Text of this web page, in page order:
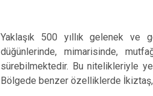
Yaklaşık 500 yıllık gelenek ve
düğünlerinde, mimarisinde,
sürebilmektedir. Bu nitelikleriyle
Bölgede benzer özelliklerde İkiztaş,